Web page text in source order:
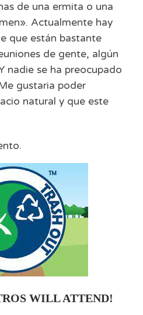
de una ermita o una
Actualmente hay
que están bastante
de gente, algún
se ha preocupado
gustaria poder
natural y que este
WILL ATTEND!